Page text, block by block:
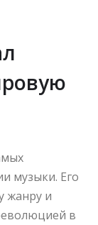
музыки. Его
жанру и
в